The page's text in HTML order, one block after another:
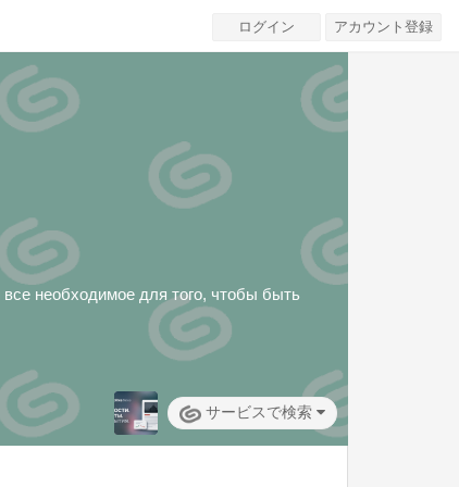
ログイン アカウント登録
необходимое для того, чтобы быть
サービスで検索